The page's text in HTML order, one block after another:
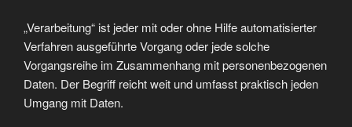
„Verarbeitung“ ist jeder mit oder ohne Hilfe automatisierter
Verfahren ausgeführte Vorgang oder jede solche
Vorgangsreihe im Zusammenhang mit personenbezogenen
Daten. Der Begriff reicht weit und umfasst praktisch jeden
Umgang mit Daten.